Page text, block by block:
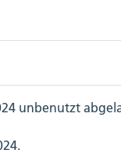
unbenutzt